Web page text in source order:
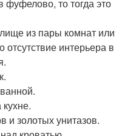
то тогда это
из пары комнат или
отсутствие интерьера в
и золотых унитазов.